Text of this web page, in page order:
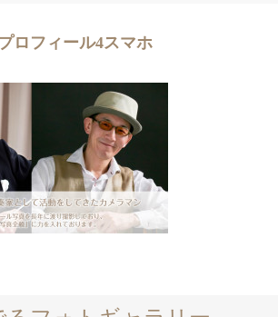
ロフィール4スマホ